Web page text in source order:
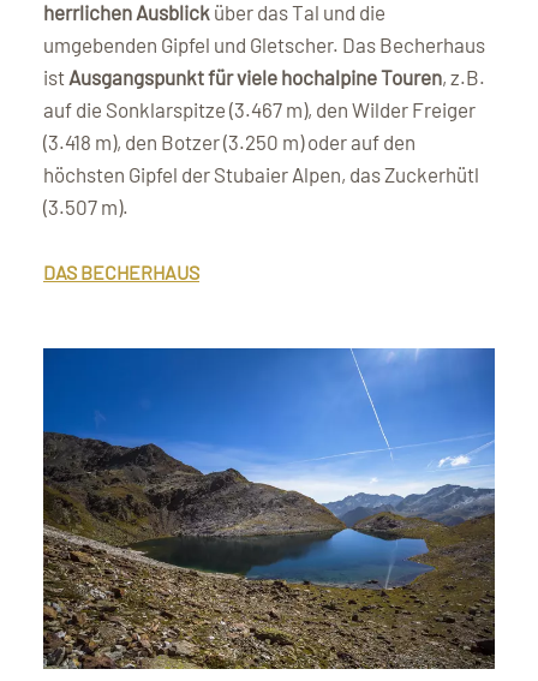
herrlichen Ausblick über das Tal und die
umgebenden Gipfel und Gletscher. Das Becherhaus
ist Ausgangspunkt für viele hochalpine Touren, z.B.
auf die Sonklarspitze (3.467 m), den Wilder Freiger
(3.418 m), den Botzer (3.250 m) oder auf den
höchsten Gipfel der Stubaier Alpen, das Zuckerhütl
(3.507 m).
DAS BECHERHAUS